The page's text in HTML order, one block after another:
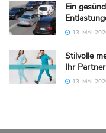
Ein
13. MAI
Stilvolle
Ihr
13. MAI